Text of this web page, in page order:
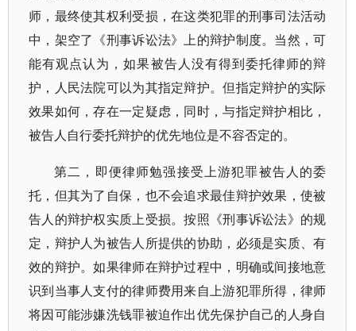
师，最终使其权利受损，在这类犯罪的刑事司法活动
中，架空了《刑事诉讼法》上的辩护制度。当然，可
能有观点认为，如果被告人没有得到委托律师的辩
护，人民法院可以为其指定辩护。但指定辩护的实际
效果如何，存在一定疑虑，同时，与指定辩护相比，
被告人自行委托辩护的优先地位是不容否定的。
第二，即便律师勉强接受上游犯罪被告人的委
托，但其为了自保，也不会追求最佳辩护效果，使被
告人的辩护权实质上受损。按照《刑事诉讼法》的规
定，辩护人为被告人所提供的协助，必须是实质、有
效的辩护。如果律师在辩护过程中，明确或间接地意
识到当事人支付的律师费用来自上游犯罪所得，律师
将因可能涉嫌洗钱罪被迫作出优先保护自己的人身自